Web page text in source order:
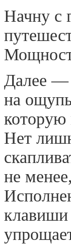
Начну с
Далее —
на
которую
Нет
не
клавиши